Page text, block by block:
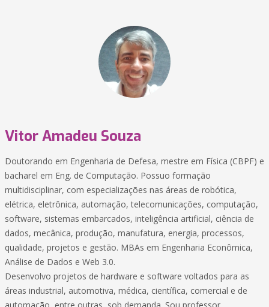
Vitor Amadeu Souza
Doutorando em Engenharia de Defesa, mestre em Física (CBPF) e
bacharel em Eng. de Computação. Possuo formação
multidisciplinar, com especializações nas áreas de robótica,
elétrica, eletrônica, automação, telecomunicações, computação,
software, sistemas embarcados, inteligência artificial, ciência de
dados, mecânica, produção, manufatura, energia, processos,
qualidade, projetos e gestão. MBAs em Engenharia Econômica,
Análise de Dados e Web 3.0.
Desenvolvo projetos de hardware e software voltados para as
áreas industrial, automotiva, médica, científica, comercial e de